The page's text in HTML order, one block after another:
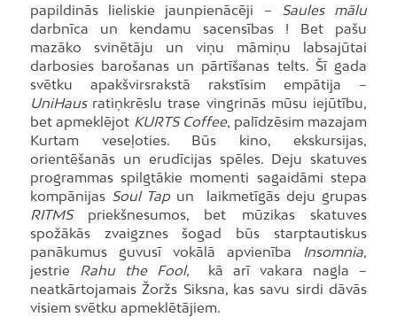
papildinās lieliskie jaunpienācēji – Saules mālu
darbnīca un kendamu sacensības ! Bet pašu
mazāko svinētāju un viņu māmiņu labsajūtai
darbosies barošanas un pārtīšanas telts. Šī gada
svētku apakšvirsrakstā rakstīsim empātija –
UniHausratiņkrēslu trase vingrinās mūsu iejūtību,
bet apmeklējot KURTS Coffee, palīdzēsim mazajam
Kurtam veseļoties. Būs kino, ekskursijas,
orientēšanās un erudīcijas spēles. Deju skatuves
programmas spilgtākie momenti sagaidāmi stepa
kompānijas Soul Tapun laikmetīgās deju grupas
RITMSpriekšnesumos, bet mūzikas skatuves
spožākās zvaigznes šogad būs starptautiskus
panākumus guvusī vokālā apvienība Insomnia,
jestrie
Rahu the Fool, kā arī vakara nagla –
neatkārtojamais Žoržs Siksna, kas savu sirdi dāvās
visiem svētku apmeklētājiem.